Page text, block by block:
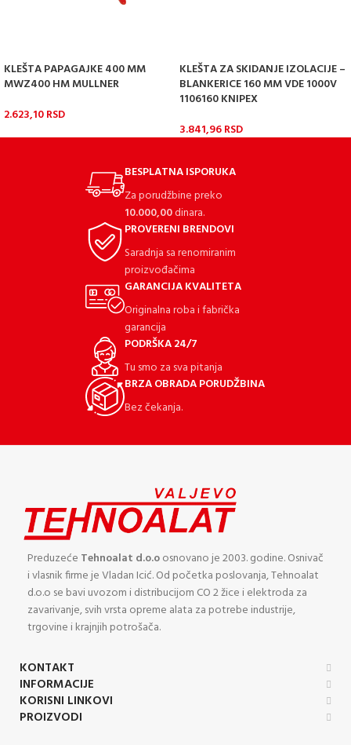
KLEŠTA PAPAGAJKE 400 MM
MWZ400 HM MULLNER
2.623,10RSD
KLEŠTA ZA SKIDANJE IZOLACIJE –
BLANKERICE 160 MM VDE 1000V
1106160 KNIPEX
3.841,96RSD
BESPLATNA ISPORUKA
Za porudžbine preko
10.000,00dinara.
PROVERENI BRENDOVI
Saradnja sa renomiranim
proizvođačima
GARANCIJA KVALITETA
Originalna roba i fabrička
garancija
PODRŠKA 24/7
Tu smo za sva pitanja
BRZA OBRADA PORUDŽBINA
Bez čekanja.
Preduzeće Tehnoalat d.o.oosnovano je 2003. godine. Osnivač
i vlasnik firme je Vladan Icić. Od početka poslovanja, Tehnoalat
d.o.o se bavi uvozom i distribucijom CO 2 žice i elektroda za
zavarivanje, svih vrsta opreme alata za potrebe industrije,
trgovine i krajnjih potrošača.
KONTAKT
INFORMACIJE
KORISNI LINKOVI
PROIZVODI